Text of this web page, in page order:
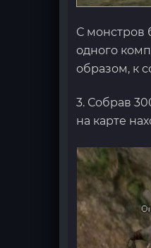
С монстров
одного
образом, к
3. Собрав
на карте